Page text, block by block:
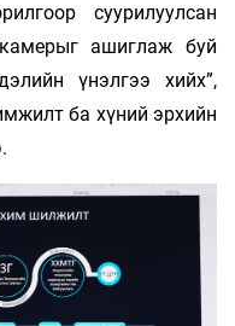
суурилуулсан
ашиглаж буй
үнэлгээ хийх”,
ба хүний эрхийн